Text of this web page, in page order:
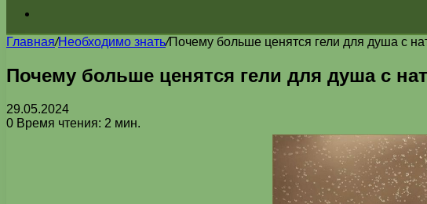
Главная/Необходимо знать/Почему больше ценятся гели для душа с
Почему больше ценятся гели для душа с
29.05.2024
0 Время чтения: 2 мин.